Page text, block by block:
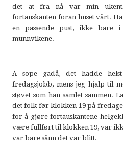
det at fra nå var min
fortauskanten foran huset vårt.
en passende pust, ikke bare
munnvikene.
Å sope gadå, det hadde
fredagsjobb, mens jeg hjalp til
støvet som han samlet sammen.
det folk før klokken 19 på
for å gjøre fortauskantene
være fullført til klokken 19, var
var bare sånn det var blitt.